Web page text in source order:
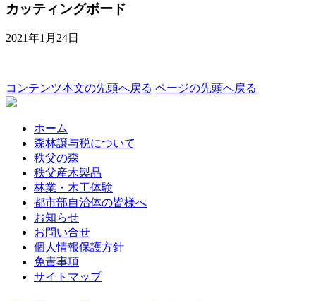
カッティングボード
2021年1月24日
コンテンツ本文の先頭へ戻る ページの先頭へ戻る
ホーム
森林譲与税について
秩父の森
秩父産木製品
林業・木工体験
都市部自治体の皆様へ
お知らせ
お問い合せ
個人情報保護方針
免責事項
サイトマップ